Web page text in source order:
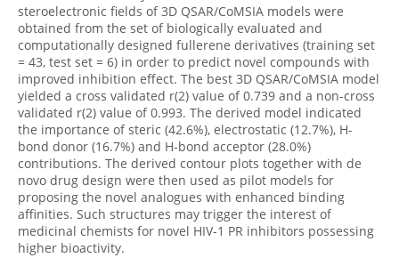
steroelectronic fields of 3D QSAR/CoMSIA models were
obtained from the set of biologically evaluated and
computationally designed fullerene derivatives (training set
= 43, test set = 6) in order to predict novel compounds with
improved inhibition effect. The best 3D QSAR/CoMSIA model
yielded a cross validated r(2) value of 0.739 and a non-cross
validated r(2) value of 0.993. The derived model indicated
the importance of steric (42.6%), electrostatic (12.7%), H-
bond donor (16.7%) and H-bond acceptor (28.0%)
contributions. The derived contour plots together with de
novo drug design were then used as pilot models for
proposing the novel analogues with enhanced binding
affinities. Such structures may trigger the interest of
medicinal chemists for novel HIV-1 PR inhibitors possessing
higher bioactivity.